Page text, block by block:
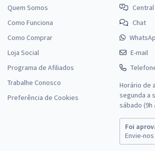
Quem Somos
Como Funciona
Como Comprar
Loja Social
Programa de Afiliados
Trabalhe Conosco
Preferência de Cookies
Chat
E-mail
Horário de
segunda a
sábado (9h
Foi
Envie-